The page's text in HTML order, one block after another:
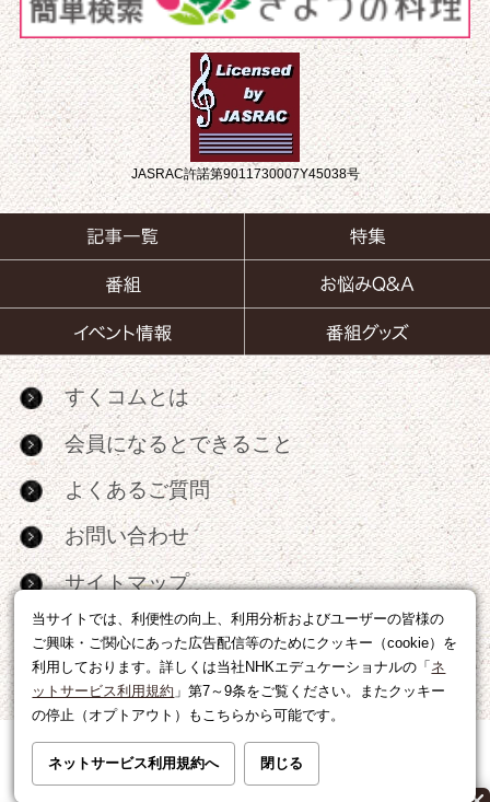
当サイトでは、利便性の向上、利用分析およびユーザーの皆様の
ご興味・ご関心にあった広告配信等のためにクッキー（cookie）を
利用しております。詳しくは当社NHKエデュケーショナルの「 ネ
ットサービス利用規約 」第7～9条をご覧ください。またクッキー
の停止（オプトアウト）もこちらから可能です。
ネットサービス利用規約へ 閉じる
JASRAC許諾第9011730007Y45038号
すくコムとは
会員になるとできること
よくあるご質問
お問い合わせ
サイトマップ
RSS
広告出稿・パートナーシップについて
利用規約|個人情報の取り扱いについて
運営会社|広告に関するお問い合わせ